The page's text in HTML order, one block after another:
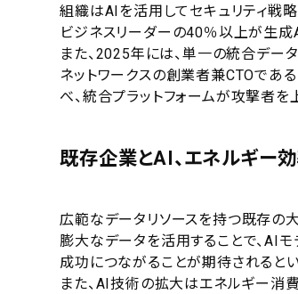
組織はAIを活用してセキュリティ戦
ビジネスリーダーの40％以上が生成
また、2025年には、単一の統合デー
ネットワークスの創業者兼CTOであ
べ、統合プラットフォームが攻撃者を
既存企業とAI、エネルギー
広範なデータリソースを持つ既存の
膨大なデータを活用することで、AI
成功につながることが期待されるとい
また、AI技術の拡大はエネルギー消